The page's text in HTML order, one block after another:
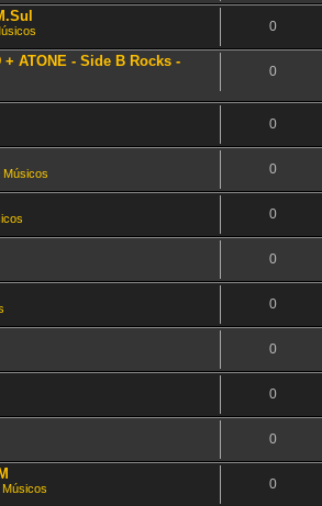
0
ATONE - Side B Rocks -
0
0
Músicos 0
0
0
0
0
0
0
0